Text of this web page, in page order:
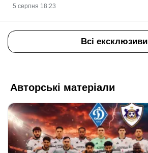
5 серпня 18:23
Всі ексклюзиви
Авторські матеріали